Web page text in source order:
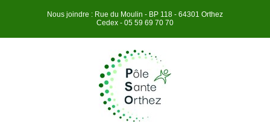
Ouvrir la barre d’outils
site
content
Nous joindre : Rue du Moulin - BP 118 - 64301 Orthez
Cedex - 05 59 69 70 70